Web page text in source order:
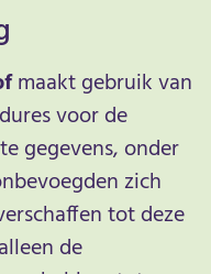
maakt gebruik van
voor de
gegevens, onder
zich
tot deze
de